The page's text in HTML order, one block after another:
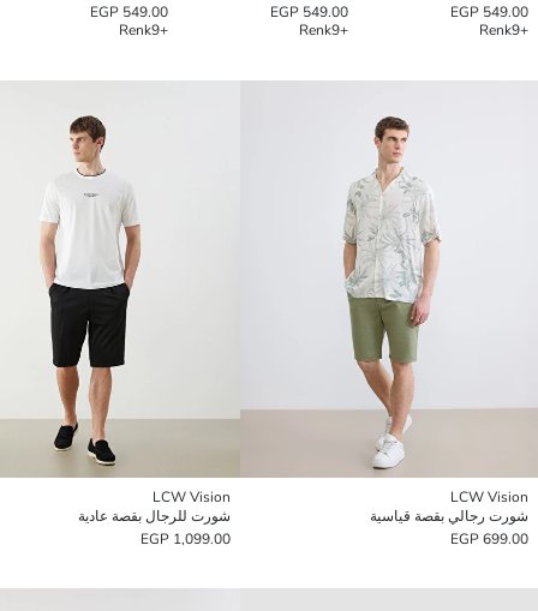
549.00 EGP
+9
Renk
549.00 EGP
+9
Renk
549.00 EGP
+9
Renk
LCW Vision
شورت رجالي بقصة قياسية
699.00 EGP
LCW Vision
شورت للرجال بقصة عادية
1,099.00 EGP